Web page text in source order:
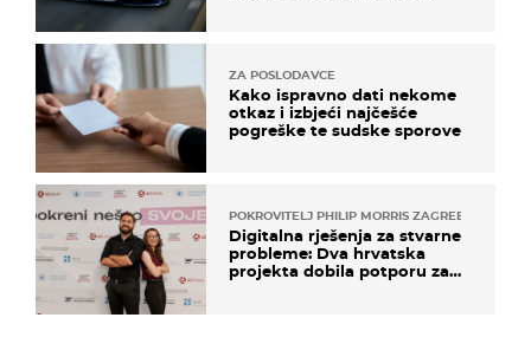
ZA POSLODAVCE
Kako ispravno dati nekome
otkaz i izbjeći najčešće
pogreške te sudske sporove
POKROVITELJ PHILIP MORRIS ZAGREB
Digitalna rješenja za stvarne
probleme: Dva hrvatska
projekta dobila potporu za